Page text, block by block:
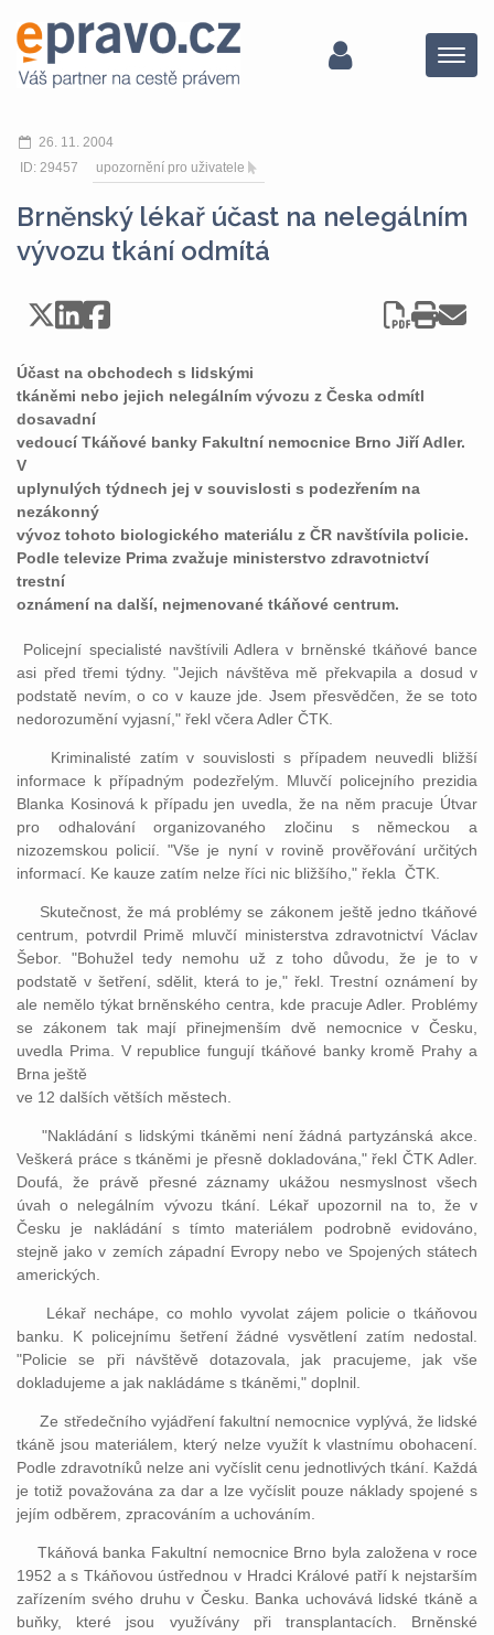
Menu
26. 11. 2004
ID: 29457
upozornění pro uživatele
Brněnský lékař účast na nelegálním
vývozu tkání odmítá
Účast na obchodech s lidskými
tkáněmi nebo jejich nelegálním vývozu z Česka odmítl
dosavadní
vedoucí Tkáňové banky Fakultní nemocnice Brno Jiří Adler.
V
uplynulých týdnech jej v souvislosti s podezřením na
nezákonný
vývoz tohoto biologického materiálu z ČR navštívila policie.
Podle televize Prima zvažuje ministerstvo zdravotnictví
trestní
oznámení na další, nejmenované tkáňové centrum.
Policejní specialisté navštívili Adlera v brněnské tkáňové bance
asi před třemi týdny. "Jejich návštěva mě překvapila a dosud v
podstatě nevím, o co v kauze jde. Jsem přesvědčen, že se toto
nedorozumění vyjasní," řekl včera Adler ČTK.
Kriminalisté zatím v souvislosti s případem neuvedli bližší
informace k případným podezřelým. Mluvčí policejního prezidia
Blanka Kosinová k případu jen uvedla, že na něm pracuje Útvar
pro odhalování organizovaného zločinu s německou a
nizozemskou policií. "Vše je nyní v rovině prověřování určitých
informací. Ke kauze zatím nelze říci nic bližšího," řekla ČTK.
Skutečnost, že má problémy se zákonem ještě jedno tkáňové
centrum, potvrdil Primě mluvčí ministerstva zdravotnictví Václav
Šebor. "Bohužel tedy nemohu už z toho důvodu, že je to v
podstatě v šetření, sdělit, která to je," řekl. Trestní oznámení by
ale nemělo týkat brněnského centra, kde pracuje Adler. Problémy
se zákonem tak mají přinejmenším dvě nemocnice v Česku,
uvedla Prima. V republice fungují tkáňové banky kromě Prahy a
Brna ještě
ve 12 dalších větších městech.
"Nakládání s lidskými tkáněmi není žádná partyzánská akce.
Veškerá práce s tkáněmi je přesně dokladována," řekl ČTK Adler.
Doufá, že právě přesné záznamy ukážou nesmyslnost všech
úvah o nelegálním vývozu tkání. Lékař upozornil na to, že v
Česku je nakládání s tímto materiálem podrobně evidováno,
stejně jako v zemích západní Evropy nebo ve Spojených státech
amerických.
Lékař nechápe, co mohlo vyvolat zájem policie o tkáňovou
banku. K policejnímu šetření žádné vysvětlení zatím nedostal.
"Policie se při návštěvě dotazovala, jak pracujeme, jak vše
dokladujeme a jak nakládáme s tkáněmi," doplnil.
Ze středečního vyjádření fakultní nemocnice vyplývá, že lidské
tkáně jsou materiálem, který nelze využít k vlastnímu obohacení.
Podle zdravotníků nelze ani vyčíslit cenu jednotlivých tkání. Každá
je totiž považována za dar a lze vyčíslit pouze náklady spojené s
jejím odběrem, zpracováním a uchováním.
Tkáňová banka Fakultní nemocnice Brno byla založena v roce
1952 a s Tkáňovou ústřednou v Hradci Králové patří k nejstarším
zařízením svého druhu v Česku. Banka uchovává lidské tkáně a
buňky, které jsou využívány při transplantacích. Brněnské